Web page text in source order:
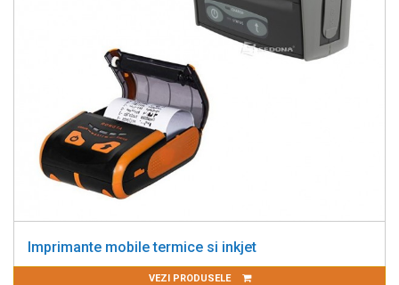
Imprimante mobile termice si inkjet
VEZI PRODUSELE